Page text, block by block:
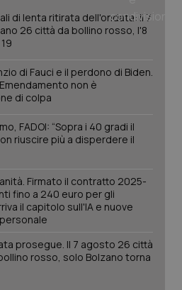
di lenta ritirata dell'ondata: il 7
26 città da bollino rosso, l'8
di Fauci e il perdono di Biden.
non è
di colpa
FADOI: “Sopra i 40 gradi il
riuscire più a disperdere il
Firmato il contratto 2025-
fino a 240 euro per gli
il capitolo sull'IA e nuove
prosegue. Il 7 agosto 26 città
rosso, solo Bolzano torna
Google LLC
.quotidianosanita.it